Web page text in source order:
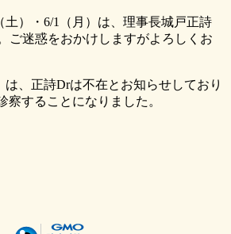
土）・6/1（月）は、理事長城戸正詩
ご迷惑をおかけしますがよろしくお
は、正詩Drは不在とお知らせしており
察することになりました。